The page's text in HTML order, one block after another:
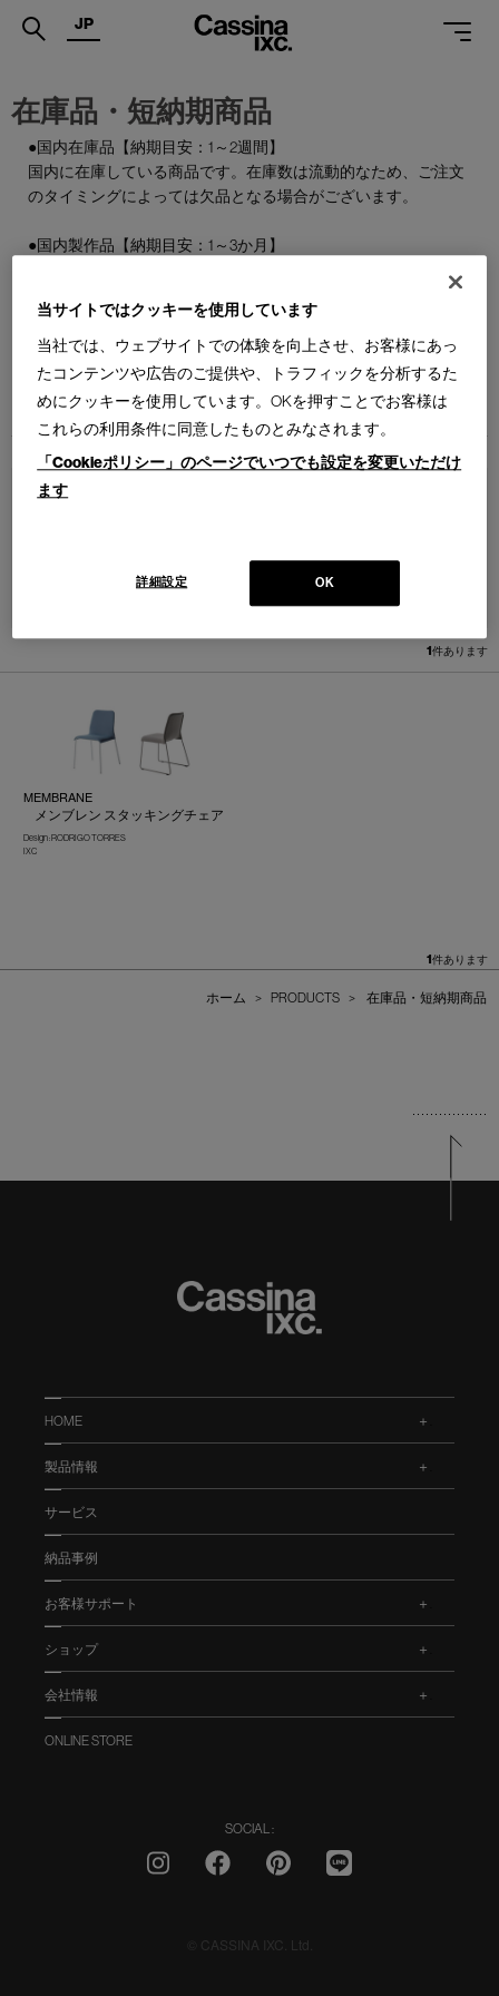
.
SERVICES
SUPPORT
SHOPS
CATALOGUES
PROFESSIONAL
JP
在庫品・短納期商品
●国内在庫品【納期目安：1～2週間】
国内に在庫している商品です。在庫数は流動的なため、ご注文
のタイミングによっては欠品となる場合がございます。
●国内製作品【納期目安：1～3か月】
●特別在庫品【納期目安：1～2週間】
通常はお届けまで約6か月を要する輸入商品の一部を、期間限
定で国内在庫としてご用意しております。数量限定のため、な
くなり次第終了となります。
1件あります
MEMBRANE
メンブレン スタッキングチェア
Design : RODRIGO TORRES
IXC
1件あります
ホーム > PRODUCTS > 在庫品・短納期商品
HOME
製品情報
サービス
納品事例
お客様サポート
ショップ
会社情報
ONLINE STORE
SOCIAL :
© CASSINA IXC. Ltd.
当サイトではクッキーを使用しています
当社では、ウェブサイトでの体験を向上させ、お客様にあっ
たコンテンツや広告のご提供や、トラフィックを分析するた
めにクッキーを使用しています。OKを押すことでお客様は
これらの利用条件に同意したものとみなされます。
「Cookieポリシー」のページでいつでも設定を変更いただけ
ます
OK
詳細設定